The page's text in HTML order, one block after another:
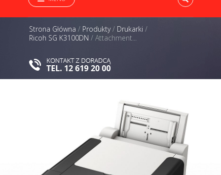
Strona Główna / Produkty/ Drukarki /
Ricoh SG K3100DN / Attachment...